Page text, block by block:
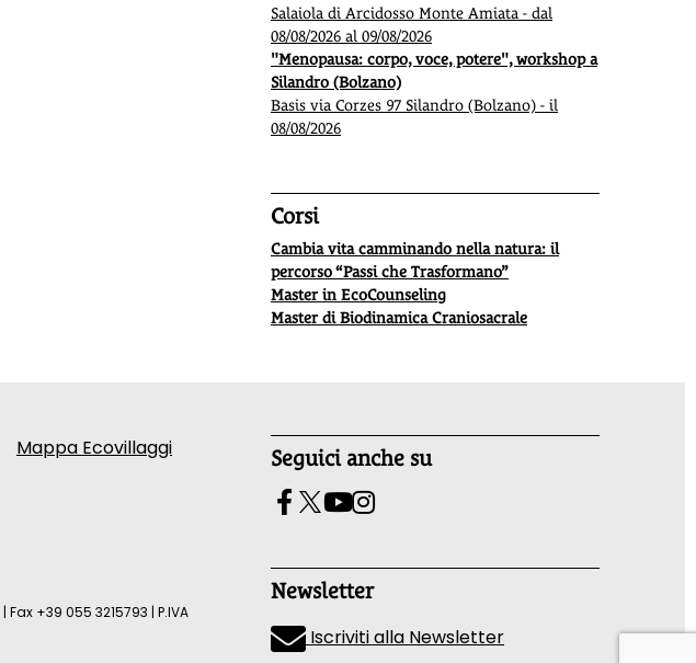
Salaiola di Arcidosso Monte Amiata - dal
08/08/2026 al 09/08/2026
"Menopausa: corpo, voce, potere", workshop a
Silandro (Bolzano)
Basis via Corzes 97 Silandro (Bolzano) - il
08/08/2026
Corsi
Cambia vita camminando nella natura: il
percorso “Passi che Trasformano”
Master in EcoCounseling
Master di Biodinamica Craniosacrale
Mappa Ecovillaggi Seguici anche su
Newsletter
Iscriviti alla Newsletter
| Fax +39 055 3215793 | P.IVA